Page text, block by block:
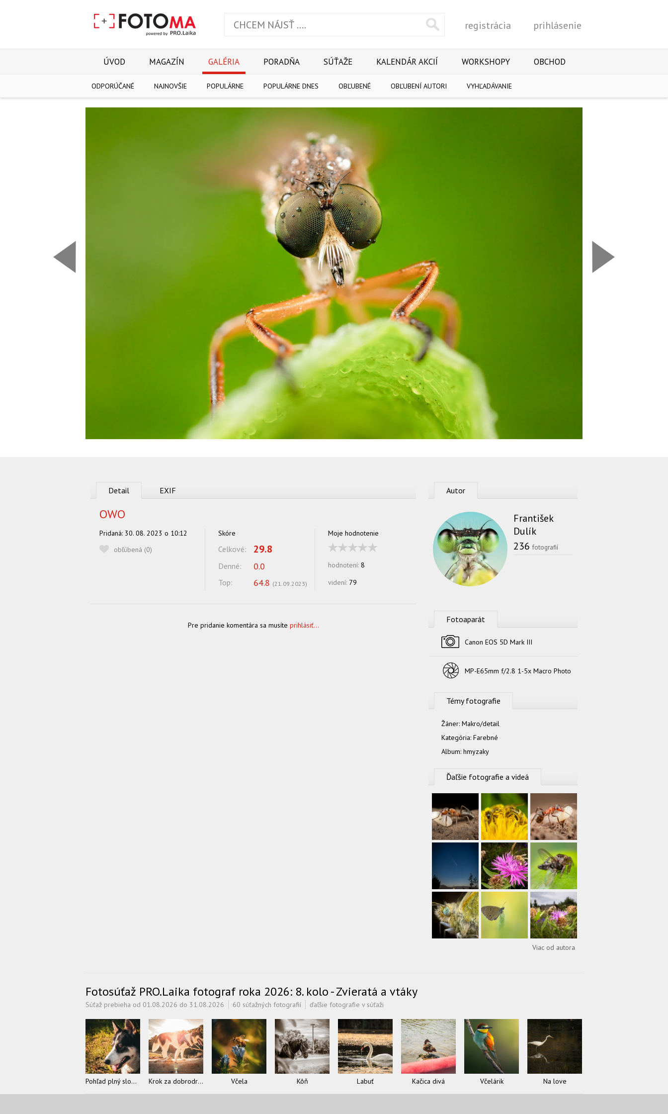
Vyhľadať
registrácia prihlásenie
ÚVOD MAGAZÍN GALÉRIA
ODPORÚČANÉ NAJNOVŠIE POPULÁRNE POPULÁRNE DNES OBĽUBENÉ OBĽUBENÍ AUTORI VYHĽADÁVANIE
PORADŇA SÚŤAŽE KALENDÁR AKCIÍ WORKSHOPY OBCHOD
Detail EXIF
OWO
Pridaná: 30. 08. 2023 o 10:12
obľúbená (0)
Skóre
Celkové: 29.8
Denné: 0.0
Top: 64.8 (21.09.2023)
Moje hodnotenie
hodnotení: 8
videní: 79
Pre pridanie komentára sa musíte prihlásiť...
Autor
František
Dulík
236 fotografií
Fotoaparát
Canon EOS 5D Mark III
MP-E65mm f/2.8 1-5x Macro Photo
Témy fotografie
Žáner: Makro/detail
Kategória: Farebné
Album: hmyzaky
Ďaľšie fotografie a videá
Viac od autora
Fotosúťaž PRO.Laika fotograf roka 2026: 8. kolo - Zvieratá a vtáky
Súťaž prebieha od 01.08.2026 do 31.08.2026 60 súťažných fotografií ďaľšie fotografie v súťaži
Pohľad plný slobody Krok za dobrodružstvom Včela Kôň Labuť Kačica divá Včelárik Na love